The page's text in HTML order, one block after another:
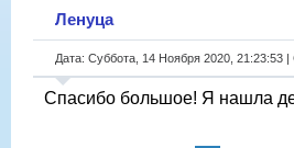
Ленуца
Дата: Суббота, 14 Ноября 2020, 21:23:53
Спасибо большое! Я нашла